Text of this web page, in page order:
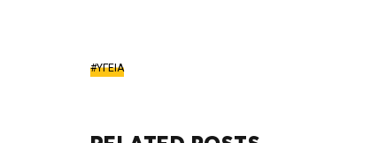
ΥΓΕΙΑ